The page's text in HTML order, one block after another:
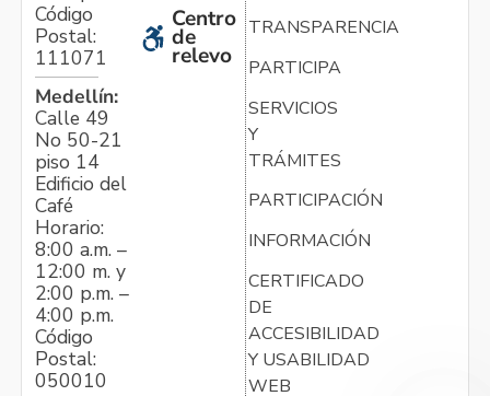
Código
Postal:
111071
Medellín:
Calle 49
No 50-21
piso 14
Edificio del
Café
Horario:
8:00 a.m. –
12:00 m. y
2:00 p.m. –
4:00 p.m.
Código
Postal:
050010
Centro
de
relevo
TRANSPARENCIA
PARTICIPA
SERVICIOS
Y
TRÁMITES
PARTICIPACIÓN
INFORMACIÓN
CERTIFICADO
DE
ACCESIBILIDAD
Y USABILIDAD
WEB